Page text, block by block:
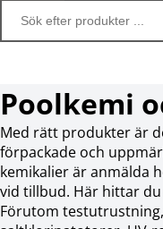
Poolkemi
Med rätt produkter är
förpackade och
kemikalier är anmälda
vid tillbud. Här hittar
Förutom